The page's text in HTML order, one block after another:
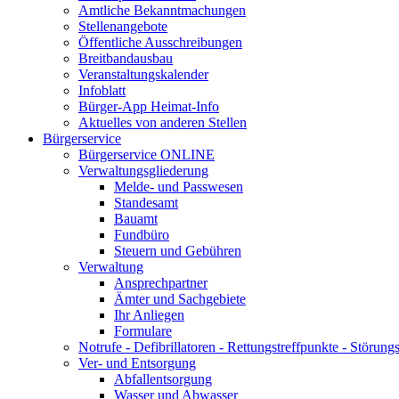
Amtliche Bekanntmachungen
Stellenangebote
Öffentliche Ausschreibungen
Breitbandausbau
Veranstaltungskalender
Infoblatt
Bürger-App Heimat-Info
Aktuelles von anderen Stellen
Bürgerservice
Bürgerservice ONLINE
Verwaltungsgliederung
Melde- und Passwesen
Standesamt
Bauamt
Fundbüro
Steuern und Gebühren
Verwaltung
Ansprechpartner
Ämter und Sachgebiete
Ihr Anliegen
Formulare
Notrufe - Defibrillatoren - Rettungstreffpunkte -
Ver- und Entsorgung
Abfallentsorgung
Wasser und Abwasser